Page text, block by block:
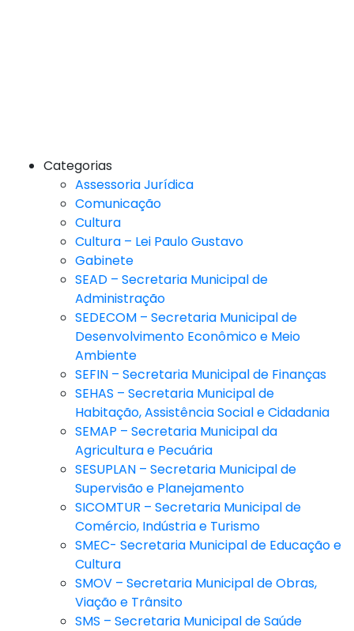
Categorias
Assessoria Jurídica
Comunicação
Cultura
Cultura – Lei Paulo Gustavo
Gabinete
SEAD – Secretaria Municipal de
Administração
SEDECOM – Secretaria Municipal de
Desenvolvimento Econômico e Meio
Ambiente
SEFIN – Secretaria Municipal de Finanças
SEHAS – Secretaria Municipal de
Habitação, Assistência Social e Cidadania
SEMAP – Secretaria Municipal da
Agricultura e Pecuária
SESUPLAN – Secretaria Municipal de
Supervisão e Planejamento
SICOMTUR – Secretaria Municipal de
Comércio, Indústria e Turismo
SMEC- Secretaria Municipal de Educação e
Cultura
SMOV – Secretaria Municipal de Obras,
Viação e Trânsito
SMS – Secretaria Municipal de Saúde